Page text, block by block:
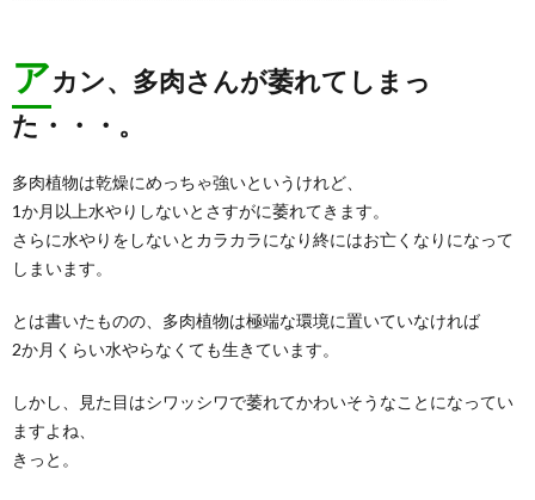
アカン、多肉さんが萎れてしまっ
た・・・。
多肉植物は乾燥にめっちゃ強いというけれど、
1か月以上水やりしないとさすがに萎れてきます。
さらに水やりをしないとカラカラになり終にはお亡くなりになって
しまいます。
とは書いたものの、多肉植物は極端な環境に置いていなければ
2か月くらい水やらなくても生きています。
しかし、見た目はシワッシワで萎れてかわいそうなことになってい
ますよね、
きっと。